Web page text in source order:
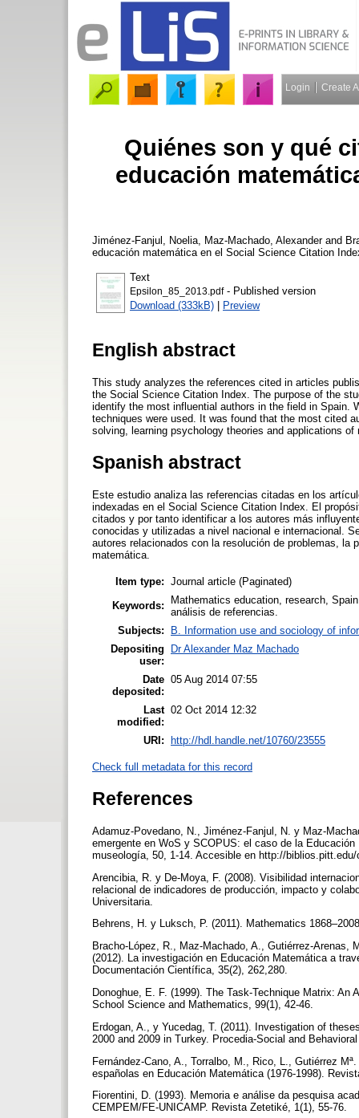
Login Create
Quiénes son y qué
educación
Jiménez-Fanjul, Noelia Maz-Machado, Alexanderand
educación matemática en el Social Science Citation
Text
Epsilon_85_2013.pdf- Published version
Download (333kB) | Preview
English abstract
This study analyzes the references cited in articles
the Social Science Citation Index. The purpose of the
identify the most influential authors in the field in Spain.
techniques were used. It was found that the most cited
solving, learning psychology theories and applications
Spanish abstract
Este estudio analiza las referencias citadas en los
indexadas en el Social Science Citation Index. El
citados y por tanto identificar a los autores más
conocidas y utilizadas a nivel nacional e internacional.
autores relacionados con la resolución de problemas,
matemática.
Item type: Journal article (Paginated)
Keywords:
Mathematics education, research,
análisis de referencias.
Subjects:
B. Information use and sociology of
Depositing
user:
Dr Alexander Maz Machado
Date
deposited:
05 Aug 2014 07:55
Last
modified:
02 Oct 2014 12:32
URI: http://hdl.handle.net/10760/23555
Check full metadata for this record
References
Adamuz-Povedano, N., Jiménez-Fanjul, N. y Maz-
emergente en WoS y SCOPUS: el caso de la
museología, 50, 1-14. Accesible en http://
Arencibia, R. y De-Moya, F. (2008). Visibilidad
relacional de indicadores de producción, impacto y
Universitaria.
Behrens, H. y Luksch, P. (2011). Mathematics
Bracho-López, R., Maz-Machado, A., Gutiérrez-Arenas,
(2012). La investigación en Educación Matemática a
Documentación Científica, 35(2), 262,280.
Donoghue, E. F. (1999). The Task-Technique Matrix:
School Science and Mathematics, 99(1), 42-46.
Erdogan, A., y Yucedag, T. (2011). Investigation of
2000 and 2009 in Turkey. Procedia-Social and
Fernández-Cano, A., Torralbo, M., Rico, L., Gutiérrez
españolas en Educación Matemática (1976-1998).
Fiorentini, D. (1993). Memoria e análise da pesquisa
CEMPEM/FE-UNICAMP. Revista Zetetiké, 1(1), 55-76.